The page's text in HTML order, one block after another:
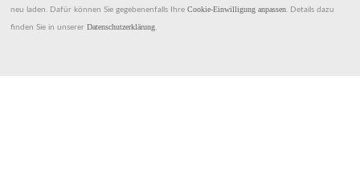
neu laden. Dafür können Sie gegebenenfalls IhreCookie-Einwilligung anpassen . Details dazu
finden Sie in unsererDatenschutzerklärung